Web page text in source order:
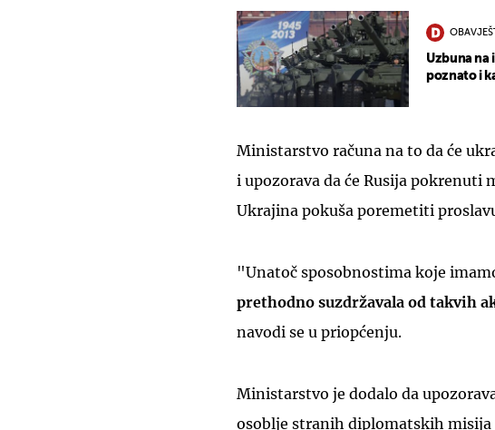
Uzbuna na
poznato i
Ministarstvo računa na to da će
i upozorava da će Rusija pokrenuti
Ukrajina pokuša poremetiti
"Unatoč sposobnostima koje
prethodno suzdržavala od takvih
navodi se u priopćenju.
Ministarstvo je dodalo da
osoblje stranih diplomatskih